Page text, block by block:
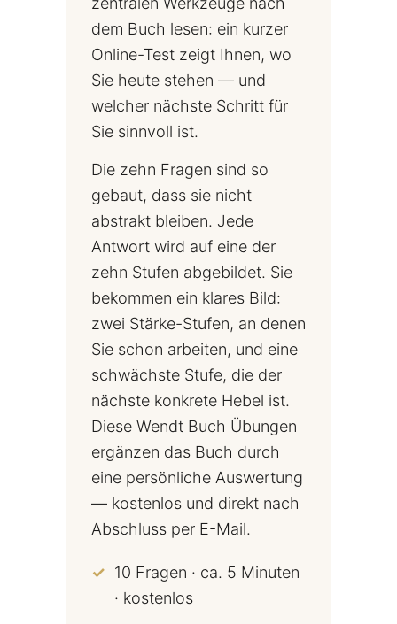
dem Buch lesen: ein kurzer
Online-Test zeigt Ihnen, wo
Sie heute stehen — und
welcher nächste Schritt für
Sie sinnvoll ist.
Die zehn Fragen sind so
gebaut, dass sie nicht
abstrakt bleiben. Jede
Antwort wird auf eine der
zehn Stufen abgebildet. Sie
bekommen ein klares Bild:
zwei Stärke-Stufen, an denen
Sie schon arbeiten, und eine
schwächste Stufe, die der
nächste konkrete Hebel ist.
Diese Wendt Buch Übungen
ergänzen das Buch durch
eine persönliche Auswertung
— kostenlos und direkt nach
Abschluss per E-Mail.
10 Fragen · ca. 5 Minuten
· kostenlos